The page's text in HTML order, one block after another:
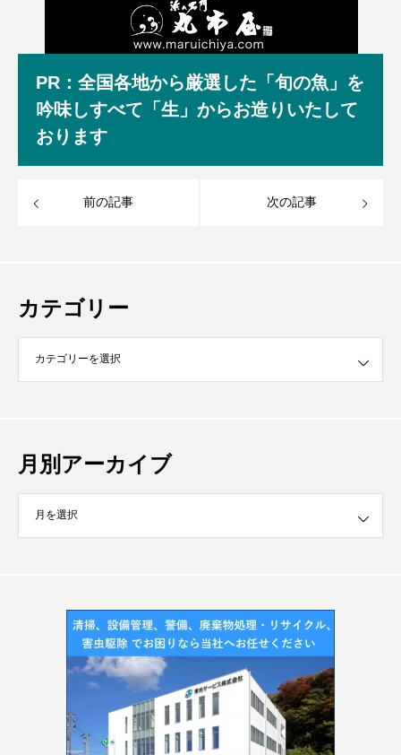
PR：全国各地から厳選した「旬の魚」を
吟味しすべて「生」からお造りいたして
おります
前の記事 次の記事
カテゴリー
月別アーカイブ